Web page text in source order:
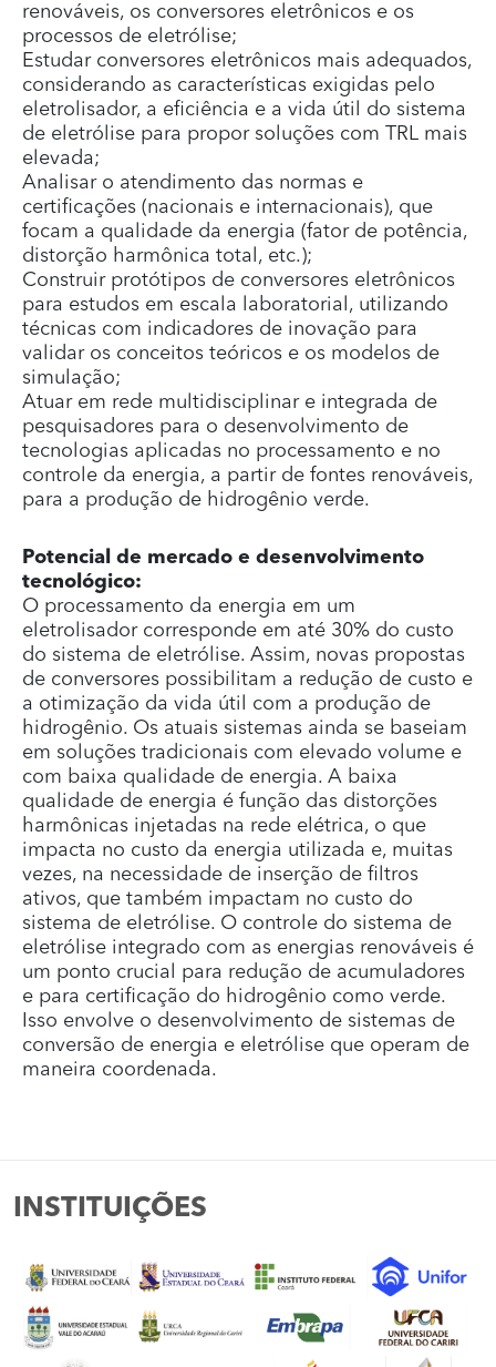
renováveis, os conversores eletrônicos e os
processos de eletrólise;
Estudar conversores eletrônicos mais adequados,
considerando as características exigidas pelo
eletrolisador, a eficiência e a vida útil do sistema
de eletrólise para propor soluções com TRL mais
elevada;
Analisar o atendimento das normas e
certificações (nacionais e internacionais), que
focam a qualidade da energia (fator de potência,
distorção harmônica total, etc.);
Construir protótipos de conversores eletrônicos
para estudos em escala laboratorial, utilizando
técnicas com indicadores de inovação para
validar os conceitos teóricos e os modelos de
simulação;
Atuar em rede multidisciplinar e integrada de
pesquisadores para o desenvolvimento de
tecnologias aplicadas no processamento e no
controle da energia, a partir de fontes renováveis,
para a produção de hidrogênio verde.
Potencial de mercado e desenvolvimento
tecnológico:
O processamento da energia em um
eletrolisador corresponde em até 30% do custo
do sistema de eletrólise. Assim, novas propostas
de conversores possibilitam a redução de custo e
a otimização da vida útil com a produção de
hidrogênio. Os atuais sistemas ainda se baseiam
em soluções tradicionais com elevado volume e
com baixa qualidade de energia. A baixa
qualidade de energia é função das distorções
harmônicas injetadas na rede elétrica, o que
impacta no custo da energia utilizada e, muitas
vezes, na necessidade de inserção de filtros
ativos, que também impactam no custo do
sistema de eletrólise. O controle do sistema de
eletrólise integrado com as energias renováveis é
um ponto crucial para redução de acumuladores
e para certificação do hidrogênio como verde.
Isso envolve o desenvolvimento de sistemas de
conversão de energia e eletrólise que operam de
maneira coordenada.
INSTITUIÇÕES